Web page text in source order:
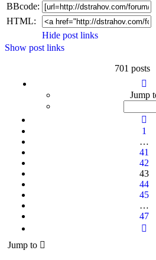
BBcode:
HTML:
Hide post links
Show post links
701 posts
43
of
47
Jump
1
…
41
42
43
44
45
…
47
Jump to